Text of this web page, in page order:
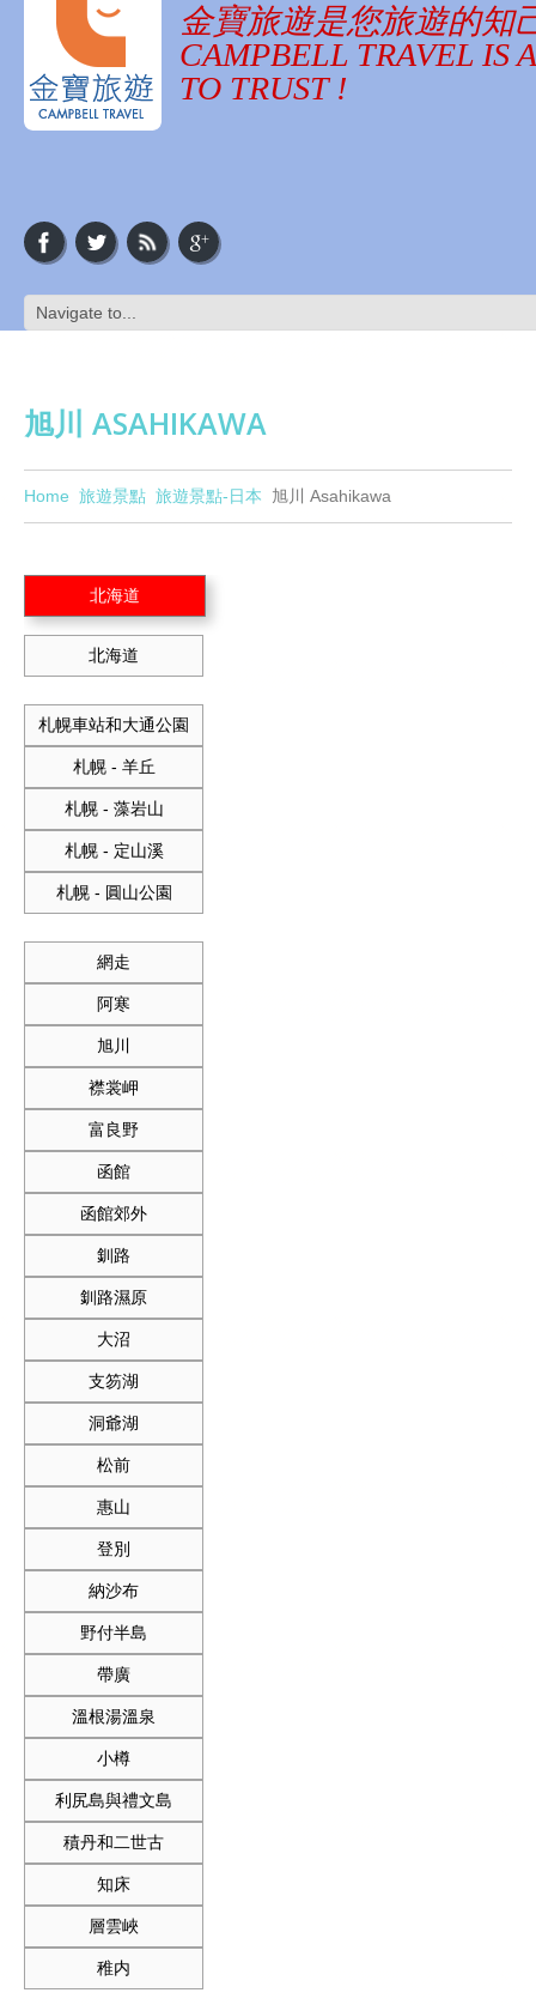
金寶旅遊是您旅遊的知
CAMPBELL TRAVEL IS
TO TRUST !
旭川 ASAHIKAWA
Home 旅遊景點 旅遊景點-日本 旭川 Asahikawa
北海道
北海道
札幌車站和大通公園
札幌 - 羊丘
札幌 - 藻岩山
札幌 - 定山溪
札幌 - 圓山公園
網走
阿寒
旭川
襟裳岬
富良野
函館
函館郊外
釧路
釧路濕原
大沼
支笏湖
洞爺湖
松前
惠山
登別
納沙布
野付半島
帶廣
溫根湯溫泉
小樽
利尻島與禮文島
積丹和二世古
知床
層雲峽
稚内